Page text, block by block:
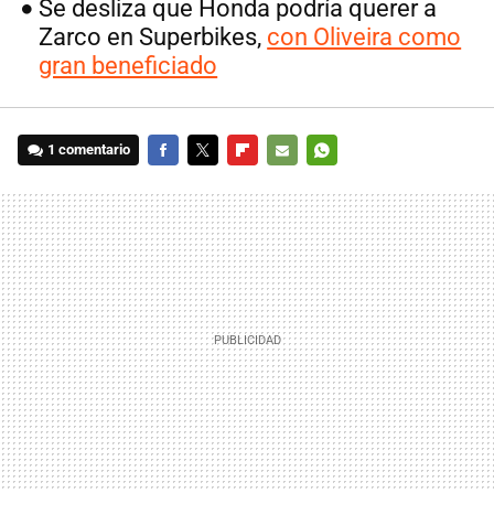
Se desliza que Honda podría querer a
Zarco en Superbikes, con Oliveira como
gran beneficiado
1 comentario
MAIL